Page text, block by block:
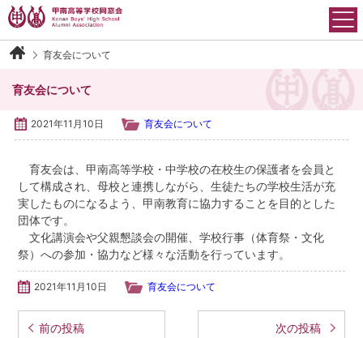
Skip
to
content
運営組織
会則
アクセス
イベント情報
育友会について
育友会について
2021年11月10日 育友会について
育友会は、甲南高等学校・中学校の在校生の保護者を会員と
して構成され、母校と連携しながら、生徒たちの学校生活が充
実したものになるよう、甲南教育に協力することを目的とした
団体です。
文化講演会や父親懇談会の開催、学校行事（体育祭・文化
祭）への参加・協力など様々な活動を行っています。
2021年11月10日 育友会について
前の投稿 次の投稿